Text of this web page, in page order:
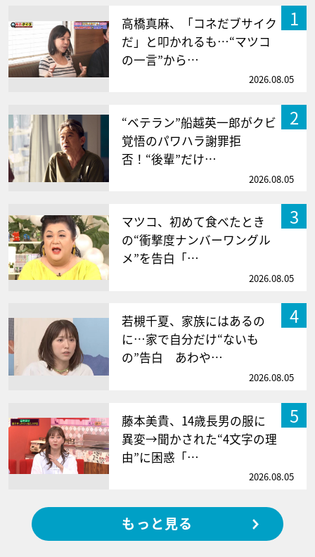
1
高橋真麻、「コネだブサイク
だ」と叩かれるも…“マツコ
の一言”から…
2026.08.05
2
“ベテラン”船越英一郎がクビ
覚悟のパワハラ謝罪拒
否！“後輩”だけ…
2026.08.05
3
マツコ、初めて食べたとき
の“衝撃度ナンバーワングル
メ”を告白「…
2026.08.05
4
若槻千夏、家族にはあるの
に…家で自分だけ“ないも
の”告白 あわや…
2026.08.05
5
藤本美貴、14歳長男の服に
異変→聞かされた“4文字の理
由”に困惑「…
2026.08.05
もっと見る